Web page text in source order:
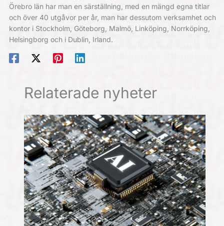
Örebro län har man en särställning, med en mängd egna titlar
och över 40 utgåvor per år, man har dessutom verksamhet och
kontor i Stockholm, Göteborg, Malmö, Linköping, Norrköping,
Helsingborg och i Dublin, Irland.
Relaterade nyheter